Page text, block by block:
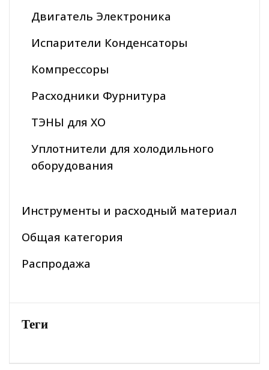
Двигатель Электроника
Испарители Конденсаторы
Компрессоры
Расходники Фурнитура
ТЭНЫ для ХО
Уплотнители для холодильного
оборудования
Инструменты и расходный материал
Общая категория
Распродажа
Теги